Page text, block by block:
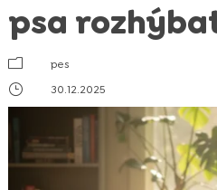
psa
m
pes
}
30.12.2025